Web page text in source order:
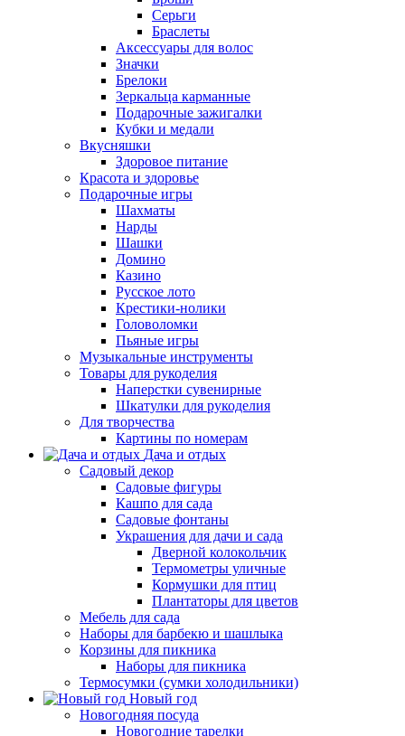
Серьги
Браслеты
Аксессуары для волос
Значки
Брелоки
Зеркальца карманные
Подарочные зажигалки
Кубки и медали
Вкусняшки
Здоровое питание
Красота и здоровье
Подарочные игры
Шахматы
Нарды
Шашки
Домино
Казино
Русское лото
Крестики-нолики
Головоломки
Пьяные игры
Музыкальные инструменты
Товары для рукоделия
Наперстки сувенирные
Шкатулки для рукоделия
Для творчества
Картины по номерам
Дача и отдых
Садовый декор
Садовые фигуры
Кашпо для сада
Садовые фонтаны
Украшения для дачи и сада
Дверной колокольчик
Термометры уличные
Кормушки для птиц
Плантаторы для цветов
Мебель для сада
Наборы для барбекю и шашлыка
Корзины для пикника
Наборы для пикника
Термосумки (сумки холодильники)
Новый год
Новогодняя посуда
Новогодние тарелки